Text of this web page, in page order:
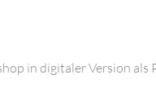
in digitaler Version als